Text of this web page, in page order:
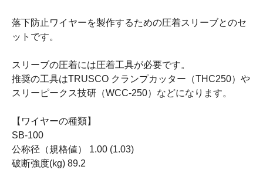
落下防止ワイヤーを製作するための圧着スリーブとのセ
ットです。
スリーブの圧着には圧着工具が必要です。
推奨の工具はTRUSCO クランプカッター（THC250）や
スリーピークス技研（WCC-250）などになります。
【ワイヤーの種類】
SB-100
公称径（規格値） 1.00 (1.03)
破断強度(kg) 89.2